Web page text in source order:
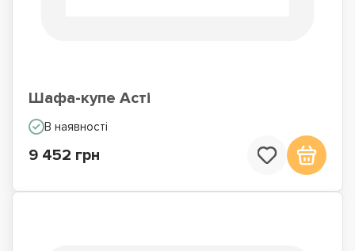
Шафа-купе Асті
В наявності
9 452 грн